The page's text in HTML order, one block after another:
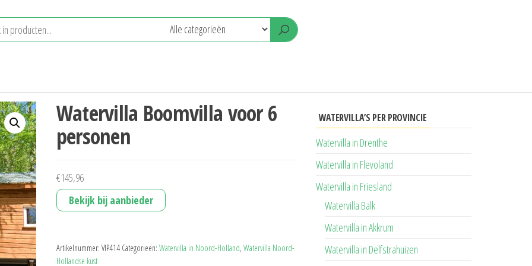
Watervilla Boomvilla voor 6
personen
€145,96
Bekijk bij aanbieder
Artikelnummer: VIP414 Categorieën: Watervilla in Noord-Holland, Watervilla Noord-
Hollandse kust
WATERVILLA’S PER PROVINCIE
Watervilla in Drenthe
Watervilla in Flevoland
Watervilla in Friesland
Watervilla Balk
Watervilla in Akkrum
Watervilla in Delfstrahuizen